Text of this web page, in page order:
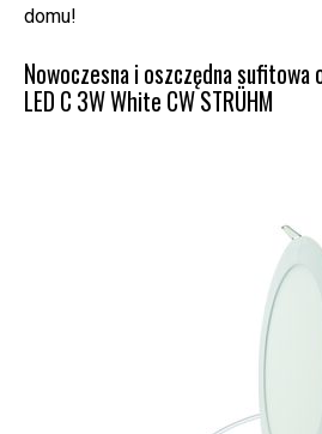
domu!
Nowoczesna i oszczędna sufitowa
LED C 3W White CW STRÜHM